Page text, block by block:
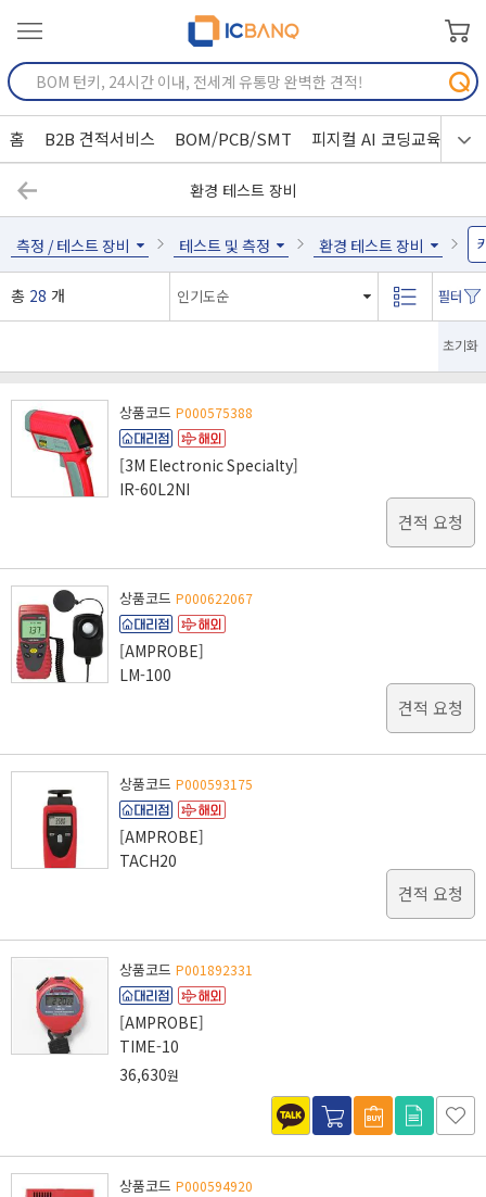
홈 B2B 견적서비스 BOM/PCB/SMT 피지컬 AI 코딩교육
환경 테스트 장비
측정 / 테스트 장비 테스트 및 측정 환경 테스트 장비
총 28 개
초기화
상품코드 P000575388
[3M Electronic Specialty]
IR-60L2NI
견적 요청
상품코드 P000622067
[AMPROBE]
LM-100
견적 요청
상품코드 P000593175
[AMPROBE]
TACH20
견적 요청
상품코드 P001892331
[AMPROBE]
TIME-10
36,630원
상품코드 P000594920